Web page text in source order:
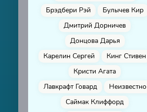
Брэдбери Рэй
Булычев Кир
Дмитрий Дорничев
Донцова Дарья
Карелин Сергей
Кинг Стивен
Кристи Агата
Лавкрафт Говард
Неизвестно
Саймак Клиффорд